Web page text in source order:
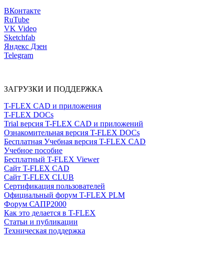
ВКонтакте
RuTube
VK Video
Sketchfab
Яндекс Дзен
Telegram
ЗАГРУЗКИ И ПОДДЕРЖКА
T-FLEX CAD и приложения
T-FLEX DOCs
Trial версия T-FLEX CAD и приложений
Ознакомительная версия T-FLEX DOCs
Бесплатная Учебная версия T-FLEX CAD
Учебное пособие
Бесплатный T-FLEX Viewer
Сайт T-FLEX CAD
Сайт T-FLEX CLUB
Сертификация пользователей
Официальный форум T-FLEX PLM
Форум САПР2000
Как это делается в T-FLEX
Статьи и публикации
Техническая поддержка